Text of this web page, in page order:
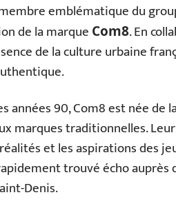
emblématique du
de la marque Com8. En
de la culture urbaine
années 90, Com8 est née
marques traditionnelles.
et les aspirations des
trouvé écho auprès
Denis.